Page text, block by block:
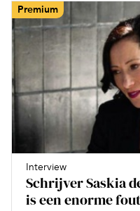
Premium
Interview
Schrijver Saskia
is een enorme